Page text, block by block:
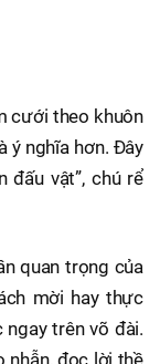
cưới theo khuôn
ý nghĩa hơn. Đây
đấu vật”, chú rể
quan trọng của
mời hay thực
trên võ đài.
nhẫn, đọc lời thề